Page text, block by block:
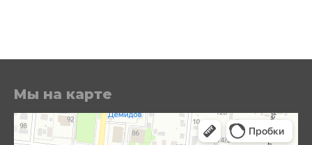
Мы на карте